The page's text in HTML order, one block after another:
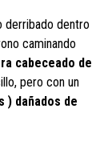
derribado dentro
caminando
cabeceado de
pero con un
) dañados de